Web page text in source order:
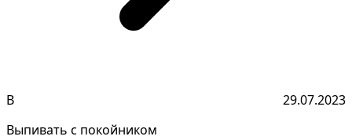
В
29.07.2023
Выпивать с покойником